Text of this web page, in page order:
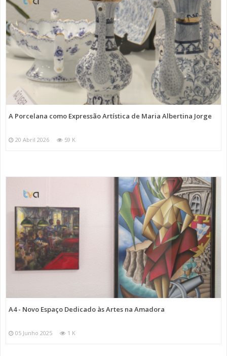
A Porcelana como Expressão Artística de Maria Albertina Jorge
20 Abril 2026 59 K
A4 - Novo Espaço Dedicado às Artes na Amadora
05 Junho 2025 1 K